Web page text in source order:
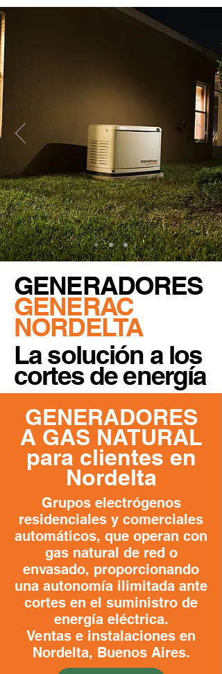
GENERADORES
GENERAC
NORDELTA
La solución a los
cortes de energía
GENERADORES
A GAS NATURAL
para clientes en
Nordelta
Grupos electrógenos
residenciales y comerciales
automáticos, que operan con
gas natural de red o
envasado, proporcionando
una autonomía ilimitada ante
cortes en el suministro de
energía eléctrica.
Ventas e instalaciones en
Nordelta, Buenos Aires.